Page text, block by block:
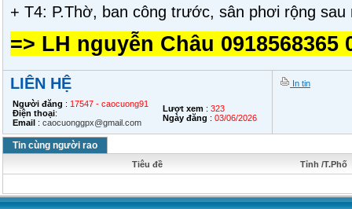
+ T4: P.Thờ, ban công trước, sân phơi rộng sau
=> LH nguyễn Châu 0918568365
LIÊN HỆ
Người đăng : 17547 - caocuong91
Điện thoại:
Email : caocuonggpx@gmail.com
Lượt xem : 323
Ngày đăng : 03/06/2026
In tin
Tin cùng người rao
Tiêu đề Tỉnh /T.Phố